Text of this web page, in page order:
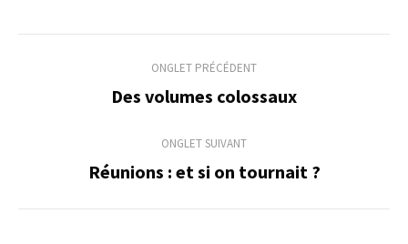
commentaire
ONGLET PRÉCÉDENT
Onglet
Des volumes colossaux
ONGLET SUIVANT
Onglet
Réunions : et si on tournait ?